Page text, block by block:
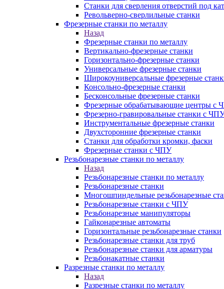
Станки для сверления отверстий под
Револьверно-сверлильные станки
Фрезерные станки по металлу
Назад
Фрезерные станки по металлу
Вертикально-фрезерные станки
Горизонтально-фрезерные станки
Универсальные фрезерные станки
Широкоуниверсальные фрезерные
Консольно-фрезерные станки
Бесконсольные фрезерные станки
Фрезерные обрабатывающие центры с
Фрезерно-гравировальные станки с
Инструментальные фрезерные станки
Двухсторонние фрезерные станки
Станки для обработки кромки, фаски
Фрезерные станки с ЧПУ
Резьбонарезные станки по металлу
Назад
Резьбонарезные станки по металлу
Резьбонарезные станки
Многошпиндельные резьбонарезные
Резьбонарезные станки с ЧПУ
Резьбонарезные манипуляторы
Гайконарезные автоматы
Горизонтальные резьбонарезные станки
Резьбонарезные станки для труб
Резьбонарезные станки для арматуры
Резьбонакатные станки
Разрезные станки по металлу
Назад
Разрезные станки по металлу